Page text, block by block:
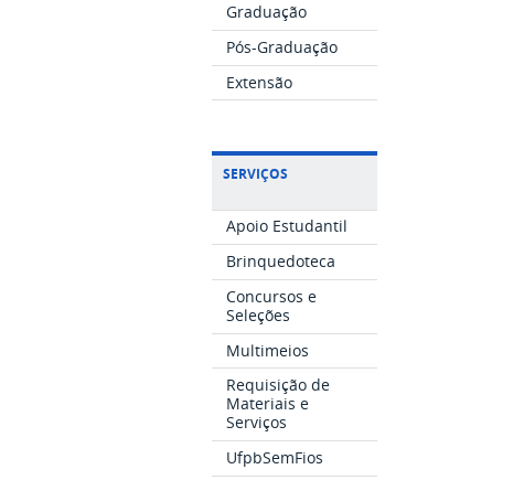
Graduação
Pós-Graduação
Extensão
SERVIÇOS
Apoio Estudantil
Brinquedoteca
Concursos e
Seleções
Multimeios
Requisição de
Materiais e
Serviços
UfpbSemFios